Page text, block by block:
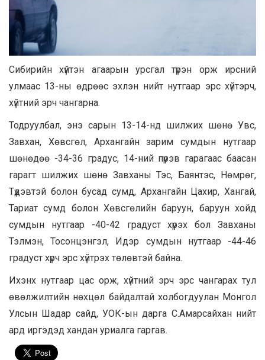
Сибирийн хүйтэн агаарын урсгал түрэн орж ирсний
улмаас 13-ны өдрөөс эхлэн нийт нутгаар эрс хүйтэрч,
хүйтний эрч чангарна.
Тодруулбал, энэ сарын 13-14-нд шилжих шөнө Увс,
Завхан, Хөвсгөл, Архангайн зарим сумдын нутгаар
шөнөдөө -34-36 градус, 14-ний пүрэв гарагаас баасан
гарагт шилжих шөнө Завханы Тэс, Баянтэс, Нөмрөг,
Түдэвтэй болон бусад сумд, Архангайн Цахир, Хангай,
Тариат сумд болон Хөвсгөлийн баруун, баруун хойд
сумдын нутгаар -40-42 градуст хүрэх бол Завханы
Тэлмэн, Тосонцэнгэл, Идэр сумдын нутгаар -44-46
градуст хүрч эрс хүйтрэх төлөвтэй байна.
Ихэнх нутгаар цас орж, хүйтний эрч эрс чангарах тул
өвөлжилтийн нөхцөл байдалтай холбогдуулан Монгол
Улсын Шадар сайд, УОК-ын дарга С.Амарсайхан нийт
ард иргэдэд хандан уриалга гаргав.